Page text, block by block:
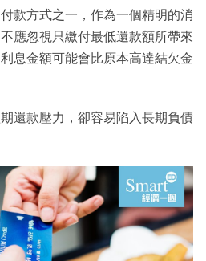
款方式之一，作為一個精明的消
應忽視只繳付最低還款額所帶來
息金額可能會比原本高達結欠金
還款壓力，卻容易陷入長期負債